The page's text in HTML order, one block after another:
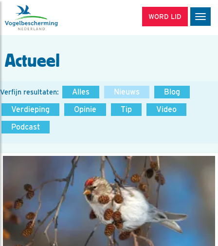
WORD LID
Actueel
Verfijn resultaten: Alles Nieuws
Blog
Verdieping
Opinie Tip
Video
Podcast